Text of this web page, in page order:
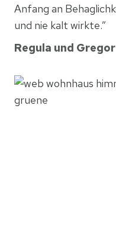
Anfang an
und nie kalt wirkte.”
Regula und